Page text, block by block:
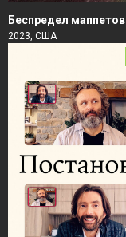
Беспредел маппетов
2023, США